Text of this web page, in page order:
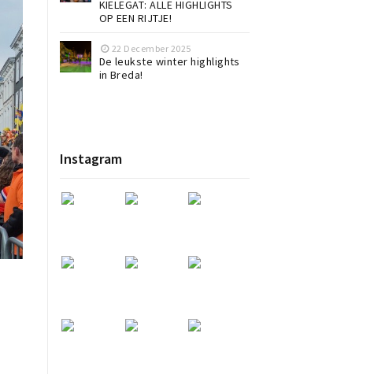
KIELEGAT: ALLE HIGHLIGHTS
OP EEN RIJTJE!
22 December 2025
De leukste winter highlights
in Breda!
Instagram